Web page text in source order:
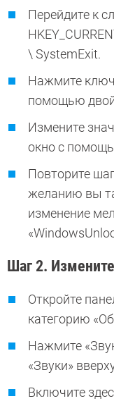
Перейдите к
\ SystemExit.
Нажмите ключ
помощью
Измените
окно с
Повторите
желанию вы
изменение
Шаг 2.
Откройте
категорию
Нажмите
«Звуки»
Включите